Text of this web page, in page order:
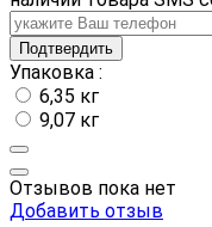
Подтвердить
Упаковка :
6,35 кг
9,07 кг
Отзывов пока нет
Добавить отзыв